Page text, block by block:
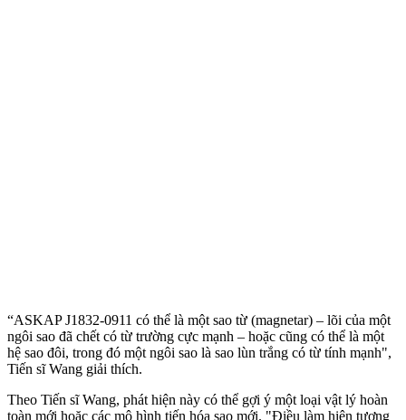
“ASKAP J1832-0911 có thể là một sao từ (magnetar) – lõi của một
ngôi sao đã chết có từ trường cực mạnh – hoặc cũng có thể là một
hệ sao đôi, trong đó một ngôi sao là sao lùn trắng có từ tính mạnh",
Tiến sĩ Wang giải thích.
Theo Tiến sĩ Wang, phát hiện này có thể gợi ý một loại vật lý hoàn
toàn mới hoặc các mô hình tiến hóa sao mới. "Điều làm hiện tượng